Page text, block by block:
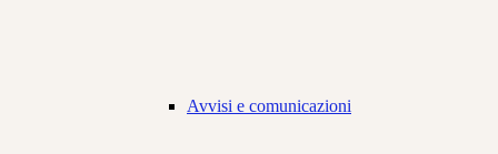
Avvisi e comunicazioni